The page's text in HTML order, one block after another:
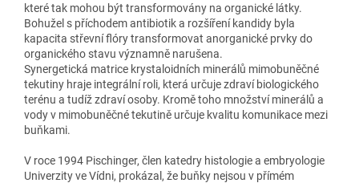
které tak mohou být transformovány na organické látky.
Bohužel s příchodem antibiotik a rozšíření kandidy byla
kapacita střevní flóry transformovat anorganické prvky do
organického stavu významně narušena.
Synergetická matrice krystaloidních minerálů mimobuněčné
tekutiny hraje integrální roli, která určuje zdraví biologického
terénu a tudíž zdraví osoby. Kromě toho množství minerálů a
vody v mimobuněčné tekutině určuje kvalitu komunikace mezi
buňkami.
V roce 1994 Pischinger, člen katedry histologie a embryologie
Univerzity ve Vídni, prokázal, že buňky nejsou v přímém